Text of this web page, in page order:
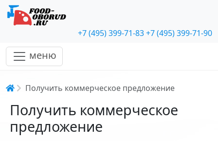
+7 (495) 399-71-83+7 (495) 399-71-90
меню
Строка навигации
Получить коммерческое предложение
Получить коммерческое
предложение